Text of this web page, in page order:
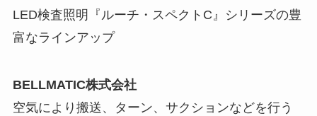
LED検査照明『ルーチ・スペクトC』シリーズの豊
富なラインアップ
BELLMATIC株式会社
空気により搬送、ターン、サクションなどを行う